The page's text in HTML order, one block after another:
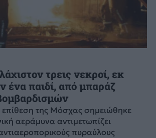
τρεις νεκροί, εκ
ένα παιδί, από μπαράζ
της Μόσχας σημειώθηκε
αεράμυνα αντιμετωπίζει
πυραύλους